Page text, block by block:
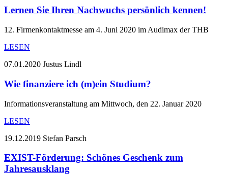
Lernen Sie Ihren Nachwuchs persönlich kennen!
12. Firmenkontaktmesse am 4. Juni 2020 im Audimax der THB
LESEN
07.01.2020 Justus Lindl
Wie finanziere ich (m)ein Studium?
Informationsveranstaltung am Mittwoch, den 22. Januar 2020
LESEN
19.12.2019 Stefan Parsch
EXIST-Förderung: Schönes Geschenk zum
Jahresausklang